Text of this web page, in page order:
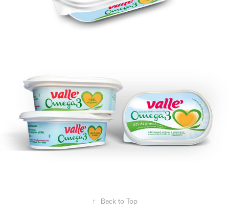
↑ Back to Top